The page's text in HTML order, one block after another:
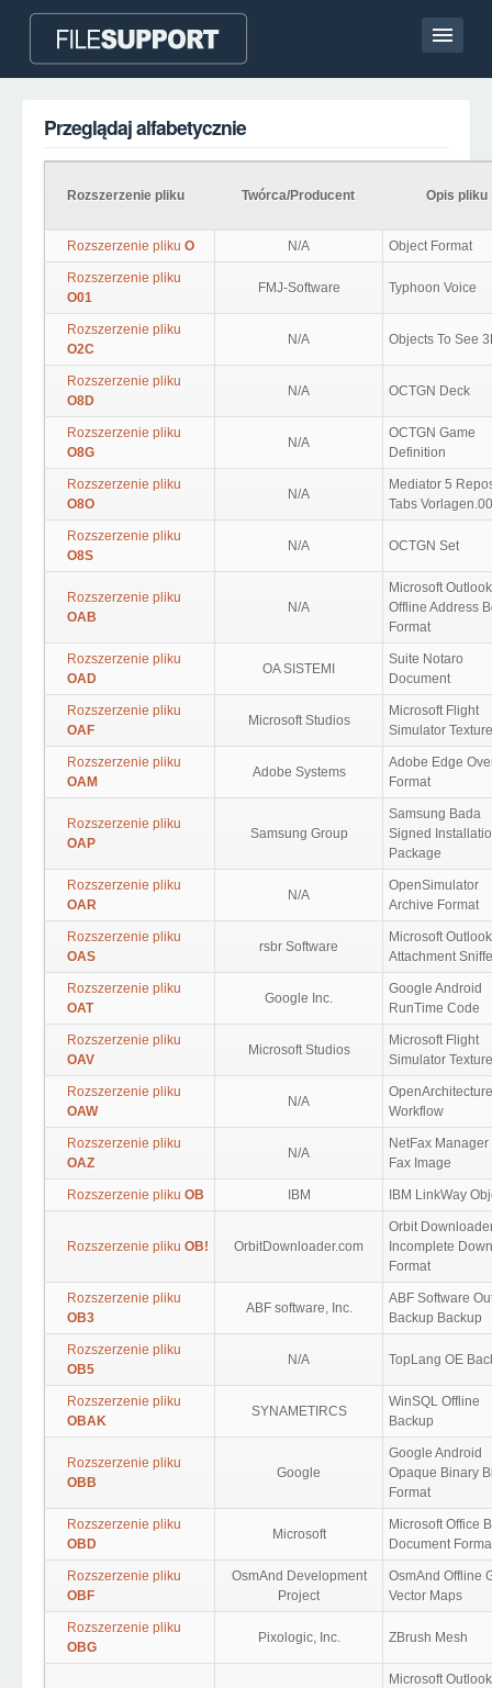
Language
DODAJ ROZSZERZENIE PLIKU
Przeglądaj alfabetycznie
Rozszerzenie pliku Twórca/Producent Opis pliku
Rozszerzenie pliku O N/A Object Format
Rozszerzenie pliku
O01
FMJ-Software Typhoon Voice
Rozszerzenie pliku
O2C
N/A Objects To See
Rozszerzenie pliku
O8D
N/A OCTGN Deck
Rozszerzenie pliku
O8G
N/A
OCTGN Game
Definition
Rozszerzenie pliku
O8O
N/A
Mediator 5
Tabs
Rozszerzenie pliku
O8S
N/A OCTGN Set
Rozszerzenie pliku
OAB
N/A
Microsoft Outlook
Offline Address
Format
Rozszerzenie pliku
OAD
OA SISTEMI
Suite Notaro
Document
Rozszerzenie pliku
OAF
Microsoft Studios
Microsoft Flight
Simulator Texture
Rozszerzenie pliku
OAM
Adobe Systems
Adobe Edge
Format
Rozszerzenie pliku
OAP
Samsung Group
Samsung Bada
Signed
Package
Rozszerzenie pliku
OAR
N/A
OpenSimulator
Archive Format
Rozszerzenie pliku
OAS
rsbr Software
Microsoft Outlook
Attachment
Rozszerzenie pliku
OAT
Google Inc.
Google Android
RunTime Code
Rozszerzenie pliku
OAV
Microsoft Studios
Microsoft Flight
Simulator Texture
Rozszerzenie pliku
OAW
N/A
Workflow
Rozszerzenie pliku
OAZ
N/A
NetFax Manager
Fax Image
Rozszerzenie pliku OB IBM IBM LinkWay
Rozszerzenie pliku OB! OrbitDownloader.com
Orbit
Incomplete
Format
Rozszerzenie pliku
OB3
ABF software, Inc.
ABF Software
Backup Backup
Rozszerzenie pliku
OB5
N/A TopLang OE
Rozszerzenie pliku
OBAK
SYNAMETIRCS
WinSQL Offline
Backup
Rozszerzenie pliku
OBB
Google
Google Android
Opaque Binary
Format
Rozszerzenie pliku
OBD
Microsoft
Microsoft Office
Document
Rozszerzenie pliku
OBF
OsmAnd Development
Project
OsmAnd Offline
Vector Maps
Rozszerzenie pliku
OBG
Pixologic, Inc. ZBrush Mesh
Microsoft Outlook